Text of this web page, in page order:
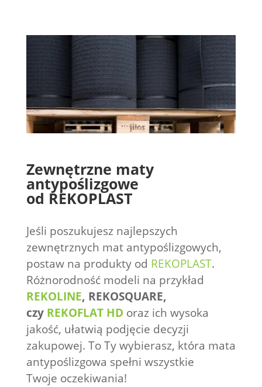
Zewnętrzne maty
antypoślizgowe
od REKOPLAST
Jeśli poszukujesz najlepszych
zewnętrznych mat antypoślizgowych,
postaw na produkty od REKOPLAST.
Różnorodność modeli na przykład
REKOLINE, REKOSQUARE,
czy REKOFLAT HD oraz ich wysoka
jakość, ułatwią podjęcie decyzji
zakupowej. To Ty wybierasz, która mata
antypoślizgowa spełni wszystkie
Twoje oczekiwania!